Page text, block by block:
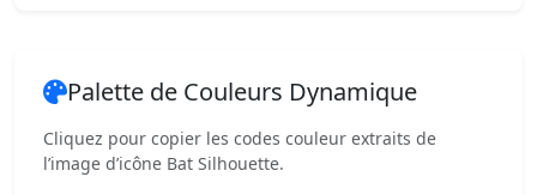
Palette de Couleurs Dynamique
Cliquez pour copier les codes couleur extraits de
l’image d’icône Bat Silhouette.